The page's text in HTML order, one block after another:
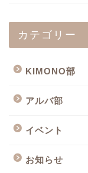
カテゴリー
KIMONO部
アルバ部
イベント
お知らせ